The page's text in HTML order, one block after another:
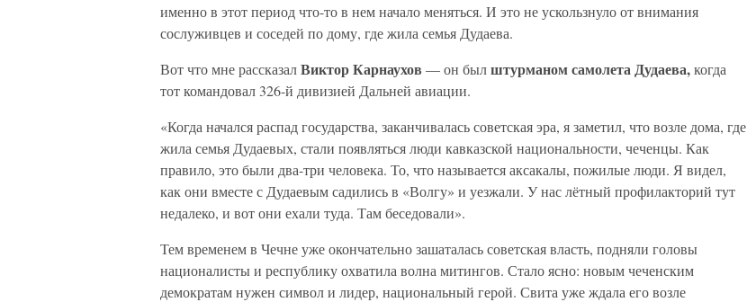
именно в этот период что-то в нем начало меняться. И это не ускользнуло от внимания
сослуживцев и соседей по дому, где жила семья Дудаева.
Вот что мне рассказалВиктор Карнаухов — он былштурманом самолета Дудаева,когда
тот командовал 326-й дивизией Дальней авиации.
«Когда начался распад государства, заканчивалась советская эра, я заметил, что возле дома, где
жила семья Дудаевых, стали появляться люди кавказской национальности, чеченцы. Как
правило, это были два-три человека. То, что называется аксакалы, пожилые люди. Я видел,
как они вместе с Дудаевым садились в «Волгу» и уезжали. У нас лётный профилакторий тут
недалеко, и вот они ехали туда. Там беседовали».
Тем временем в Чечне уже окончательно зашаталась советская власть, подняли головы
националисты и республику охватила волна митингов. Стало ясно: новым чеченским
демократам нужен символ и лидер, национальный герой. Свита уже ждала его возле